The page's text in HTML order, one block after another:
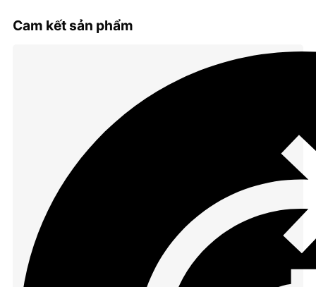
Cam kết sản phẩm